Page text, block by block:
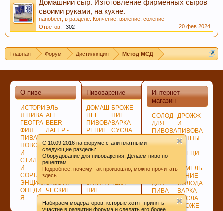
C 10.09.2016 на форуме стали платными
следующие разделы:
Оборудование для пивоварения, Делаем пиво по
рецептам
Подробнее, почему так произошло, можно прочитать
здесь...
Набираем модераторов, которые хотят принять
участие в развитии форума и сделать его более
Домашний сыр. Изготовление фирменных сыров
своими руками, на кухне.
nanobeer , в разделе: Копчение, вяление, соление
Ответов:
302 20 фев 2024
Главная Форум Дистилляция Метод МСД
Интернет-
магазин
СОЛОД
ДЛЯ
ПИВОВА
НЕСОЛ
ОЖЕНО
СЫРЬЁ
ДЛЯ
ПИВА
ВАРКИ
ДРОЖЖ
И
ПИВОВА
РЕННЫ
Е
СПЕЦИ
ИЗМЕЛЬ
ЧЕНИЕ
СОЛОДА
ВАРКА
СУСЛА
БРОЖЕ
О пиве
ИСТОРИ
Я ПИВА
ГЕОГРА
ФИЯ
ПИВА
НОВОСТ
И
СТИЛИ
И
СОРТА
ЭНЦИКЛ
ОПЕДИ
Я
ЭЛЬ -
ALE
BEER
ЛАГЕР -
ПО
ЦВЕТУ
ГИБРИД
НЫЕ
СОРТА
ЭКЗОТИ
ЧЕСКИЕ
Пивоварение
ДОМАШ
НЕЕ
ПИВОВА
РЕНИЕ
ОВКА,
ПРОГРА
СОВЕТ
ЗАТИРА
НИЕ
БРОЖЕ
НИЕ
ВАРКА
СУСЛА
LAGER
СОЗРЕВ
АНИЕ
ПИВА
ТЕКА